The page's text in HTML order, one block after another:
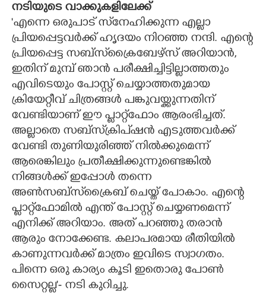
നടിയുടെ വാക്കുകളിലേക്ക്
'എന്നെ ഒരുപാട് സ്‌നേഹിക്കുന്ന എല്ലാ
പ്രിയപ്പെട്ടവർക്ക് ഹൃദയം നിറഞ്ഞ നന്ദി. എന്റെ
പ്രിയപ്പെട്ട സബ്സ്‌ക്രൈബേഴ്സ് അറിയാൻ,
ഇതിന് മുമ്പ് ഞാൻ പരീക്ഷിച്ചിട്ടില്ലാത്തതും
എവിടെയും പോസ്റ്റ് ചെയ്യാത്തതുമായ
ക്രിയേറ്റീവ് ചിത്രങ്ങൾ പങ്കുവയ്ക്കുന്നതിന്
വേണ്ടിയാണ് ഈ പ്ലാറ്റ്‌ഫോം ആരംഭിച്ചത്.
അല്ലാതെ സബ്സ്‌ക്രിപ്ഷൻ എടുത്തവർക്ക്
വേണ്ടി തുണിയുരിഞ്ഞ് നിൽക്കുമെന്ന്
ആരെങ്കിലും പ്രതീക്ഷിക്കുന്നുണ്ടെങ്കിൽ
നിങ്ങൾക്ക് ഇപ്പോൾ തന്നെ
അൺസബ്സ്‌ക്രൈബ് ചെയ്ത് പോകാം. എന്റെ
പ്ലാറ്റ്‌ഫോമിൽ എന്ത് പോസ്റ്റ് ചെയ്യണമെന്ന്
എനിക്ക് അറിയാം. അത് പറഞ്ഞു തരാൻ
ആരും നോക്കേണ്ട. കലാപരമായ രീതിയിൽ
കാണുന്നവർക്ക് മാത്രം ഇവിടെ സ്വാഗതം.
പിന്നെ ഒരു കാര്യം കൂടി ഇതൊരു പോൺ
സൈറ്റല്ല'- നടി കുറിച്ചു.